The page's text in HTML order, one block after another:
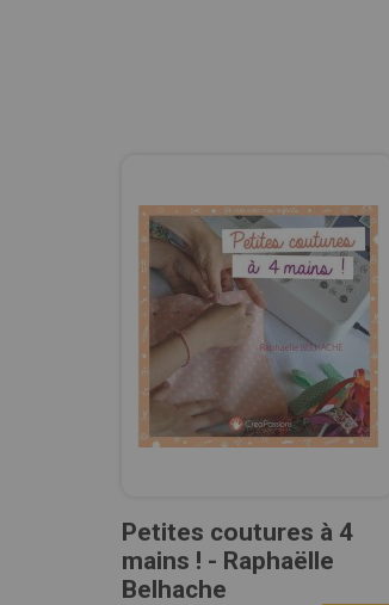
Petites coutures à 4
mains ! - Raphaëlle
Belhache